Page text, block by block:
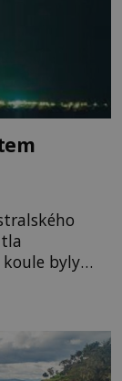
nichž se
který